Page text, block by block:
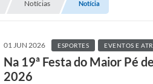
Notícias Notícia
01 JUN 2026 ESPORTES EVENTOS E
Na 19ª Festa do Maior Pé
2026